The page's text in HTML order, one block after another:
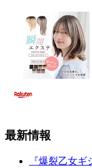
最新情報
『爆裂乙女